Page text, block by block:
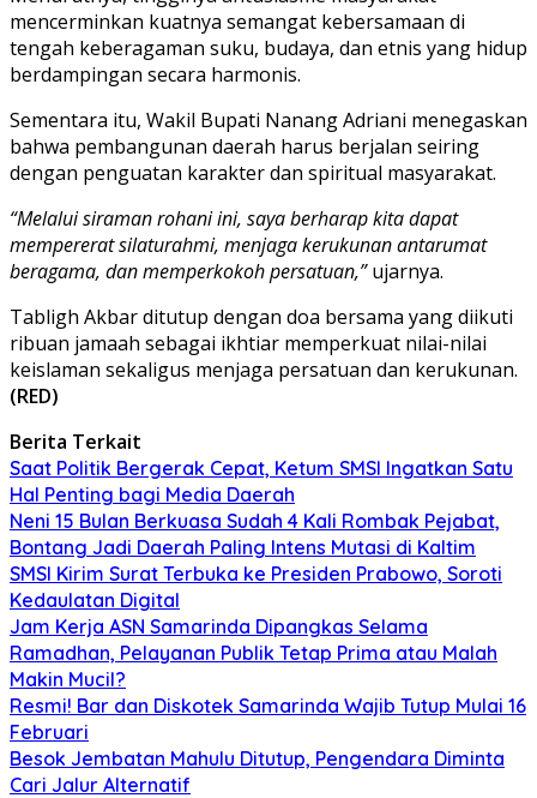
mencerminkan kuatnya semangat kebersamaan di
tengah keberagaman suku, budaya, dan etnis yang hidup
berdampingan secara harmonis.
Sementara itu, Wakil Bupati Nanang Adriani menegaskan
bahwa pembangunan daerah harus berjalan seiring
dengan penguatan karakter dan spiritual masyarakat.
“Melalui siraman rohani ini, saya berharap kita dapat
mempererat silaturahmi, menjaga kerukunan antarumat
beragama, dan memperkokoh persatuan,”ujarnya.
Tabligh Akbar ditutup dengan doa bersama yang diikuti
ribuan jamaah sebagai ikhtiar memperkuat nilai-nilai
keislaman sekaligus menjaga persatuan dan kerukunan.
(RED)
Berita Terkait
Saat Politik Bergerak Cepat, Ketum SMSI Ingatkan Satu
Hal Penting bagi Media Daerah
Neni 15 Bulan Berkuasa Sudah 4 Kali Rombak Pejabat,
Bontang Jadi Daerah Paling Intens Mutasi di Kaltim
SMSI Kirim Surat Terbuka ke Presiden Prabowo, Soroti
Kedaulatan Digital
Jam Kerja ASN Samarinda Dipangkas Selama
Ramadhan, Pelayanan Publik Tetap Prima atau Malah
Makin Mucil?
Resmi! Bar dan Diskotek Samarinda Wajib Tutup Mulai 16
Februari
Besok Jembatan Mahulu Ditutup, Pengendara Diminta
Cari Jalur Alternatif